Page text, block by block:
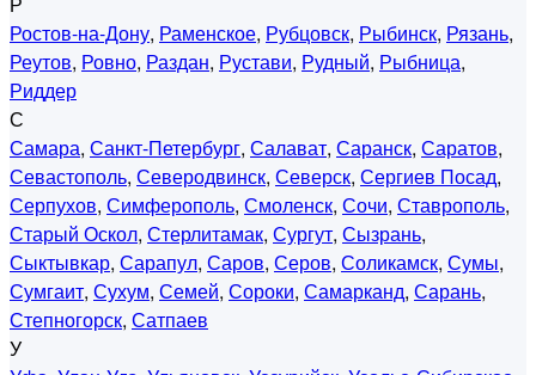
Ростов-на-Дону, Раменское, Рубцовск, Рыбинск, Рязань,
Реутов, Ровно, Раздан, Рустави, Рудный, Рыбница,
Риддер
С
Самара, Санкт-Петербург, Салават, Саранск, Саратов,
Севастополь, Северодвинск, Северск, Сергиев Посад,
Серпухов, Симферополь, Смоленск, Сочи, Ставрополь,
Старый Оскол, Стерлитамак, Сургут, Сызрань,
Сыктывкар, Сарапул, Саров, Серов, Соликамск, Сумы,
Сумгаит, Сухум, Семей, Сороки, Самарканд, Сарань,
Степногорск, Сатпаев
У